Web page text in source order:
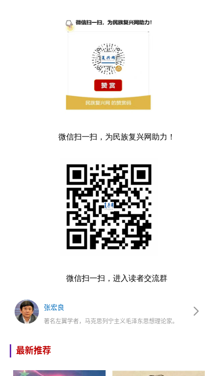
微信扫一扫，为民族复兴网助力！
微信扫一扫，进入读者交流群
张宏良
著名左翼学者，马克思列宁主义毛泽东思想理论家。
最新推荐